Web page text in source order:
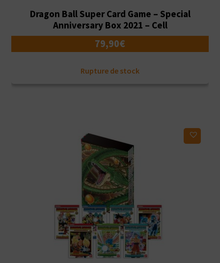
Dragon Ball Super Card Game – Special
Anniversary Box 2021 – Cell
79,90€
Rupture de stock
Ajouter à ma liste d'envies